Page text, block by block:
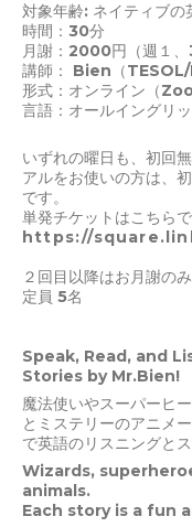
対象年齢: ネイティブ
時間：30分
月謝：2000円（週１
講師： Bien（TESOL/
形式：オンライン（
言語：オールイングリ
いずれの曜日も、初回
アルをお使いの方は、
です。
単発チケットはこちら
https://
２回目以降はお月謝の
定員 5名
Speak, Read, and
Stories by Mr.Bien!
魔法使いやスーパーヒ
とミステリーのアニメ
で英語のリスニングと
Wizards,
animals.
Each story is a fun